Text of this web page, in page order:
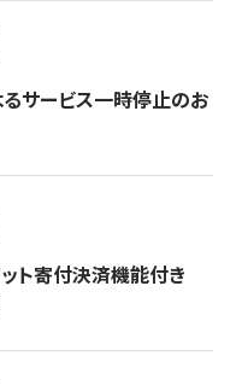
るサービス一時停止のお
ト寄付決済機能付き